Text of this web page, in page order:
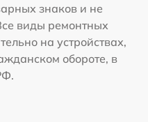
знаков и не
виды ремонтных
на устройствах,
обороте, в